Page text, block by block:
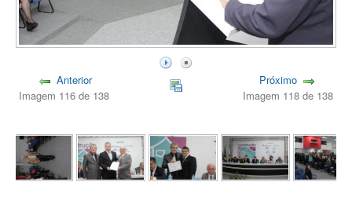
Anterior
Imagem 116 de 138
Próximo
Imagem 118 de 138